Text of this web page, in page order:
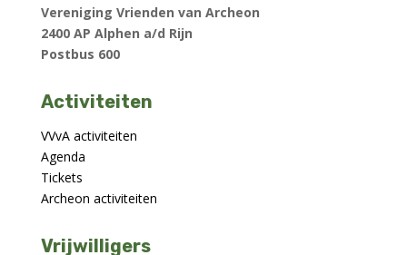
Vereniging Vrienden van Archeon
2400 AP Alphen a/d Rijn
Postbus 600
Activiteiten
VVvA activiteiten
Agenda
Tickets
Archeon activiteiten
Vrijwilligers